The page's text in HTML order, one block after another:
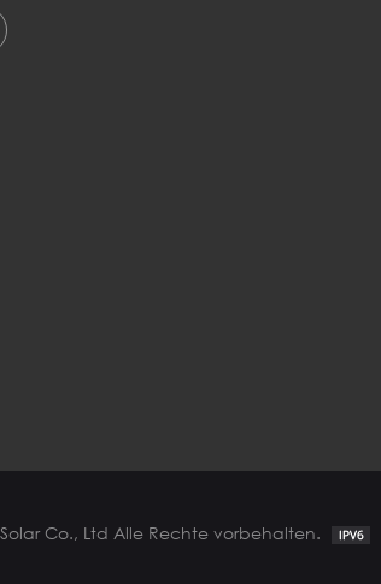
Co., Ltd Alle Rechte vorbehalten.